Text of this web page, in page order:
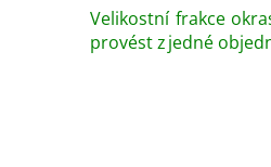
Velikostní frakce
provést z jedné